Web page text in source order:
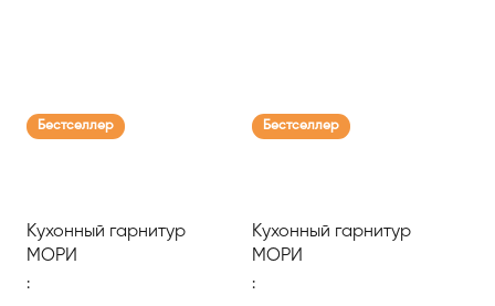
Бестселлер
Кухонный гарнитур
МОРИ
:
Бестселлер
Кухонный гарнитур
МОРИ
: